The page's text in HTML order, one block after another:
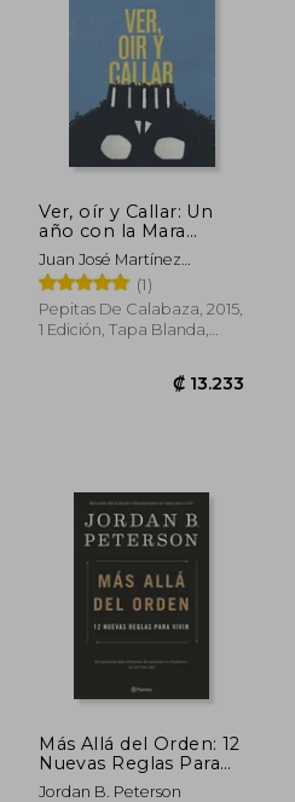
₡ 14.617
Ver, oír y Callar: Un
año con la Mara
Salvatrucha 13
Juan José Martínez
D'aubuisson (1)
Pepitas De Calabaza, 2015,
1 Edición, Tapa Blanda,
Más Allá del Orden: 12
Nuevas Reglas Para
Vivir
Jordan B. Peterson